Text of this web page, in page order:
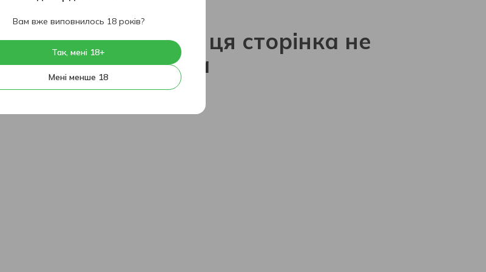
На жаль, ця сторінка не
знайдена
Вам вже виповнилось 18 років?
Так, мені 18+
Мені менше 18